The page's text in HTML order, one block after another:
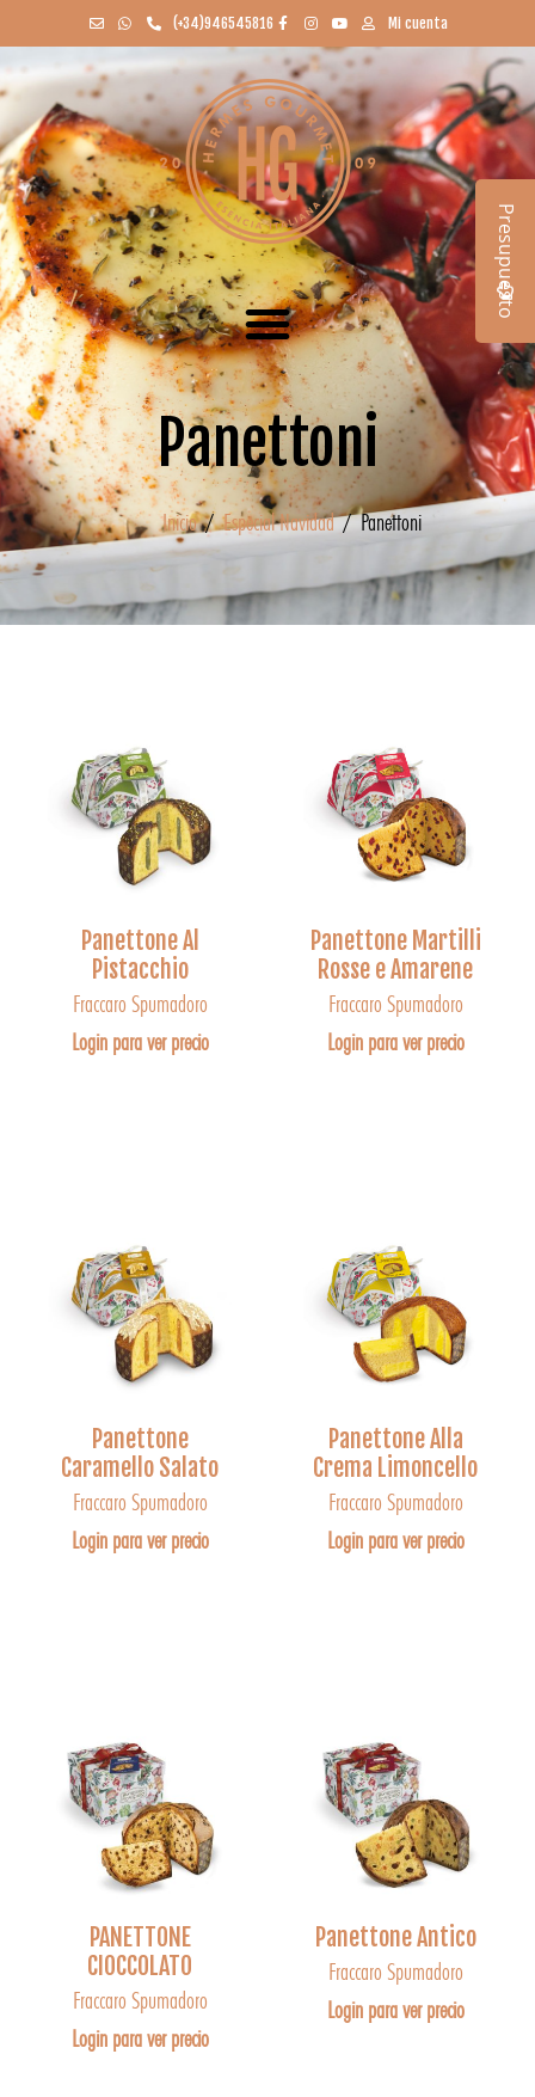
(+34)946545816 Mi cuenta
Panettoni
Inicio/Especial Navidad/ Panettoni
Panettone Al
Pistacchio
Fraccaro Spumadoro
Login para ver precio
Panettone Martilli
Rosse e Amarene
Fraccaro Spumadoro
Login para ver precio
Panettone
Caramello Salato
Fraccaro Spumadoro
Login para ver precio
Panettone Alla
Crema Limoncello
Fraccaro Spumadoro
Login para ver precio
PANETTONE
CIOCCOLATO
Fraccaro Spumadoro
Login para ver precio
Panettone Antico
Fraccaro Spumadoro
Login para ver precio
Presupuesto